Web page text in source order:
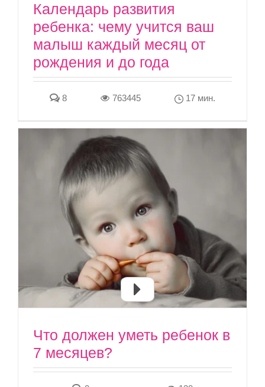
Календарь развития
ребенка: чему учится ваш
малыш каждый месяц от
рождения и до года
8 763445 17 мин.
Что должен уметь ребенок в
7 месяцев?